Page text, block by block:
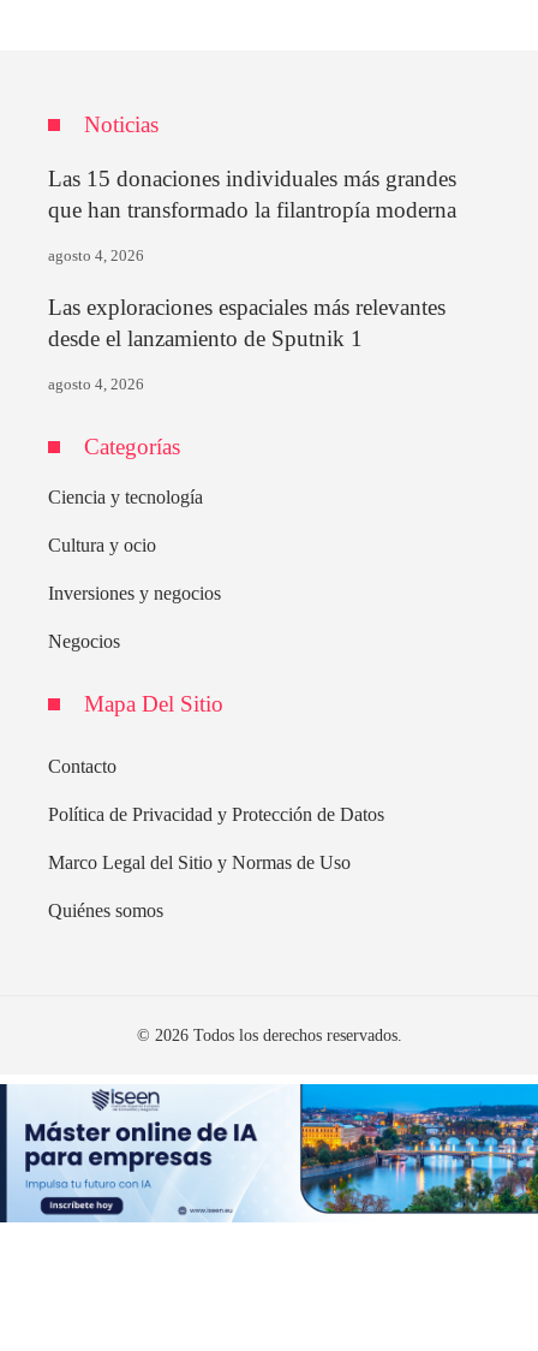
Noticias
Las 15 donaciones individuales más grandes
que han transformado la filantropía moderna
agosto 4, 2026
Las exploraciones espaciales más relevantes
desde el lanzamiento de Sputnik 1
agosto 4, 2026
Categorías
Ciencia y tecnología
Cultura y ocio
Inversiones y negocios
Negocios
Mapa Del Sitio
Contacto
Política de Privacidad y Protección de Datos
Marco Legal del Sitio y Normas de Uso
Quiénes somos
© 2026 Todos los derechos reservados.